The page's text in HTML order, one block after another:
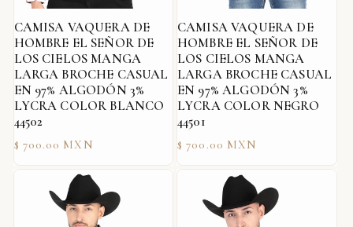
CAMISA VAQUERA DE
HOMBRE EL SEÑOR DE
LOS CIELOS MANGA
LARGA BROCHE CASUAL
EN 97% ALGODÓN 3%
LYCRA COLOR BLANCO
44502
Precio
habitual
$ 700.00 MXN
CAMISA VAQUERA DE
HOMBRE EL SEÑOR DE
LOS CIELOS MANGA
LARGA BROCHE CASUAL
EN 97% ALGODÓN 3%
LYCRA COLOR NEGRO
44501
Precio
habitual
$ 700.00 MXN